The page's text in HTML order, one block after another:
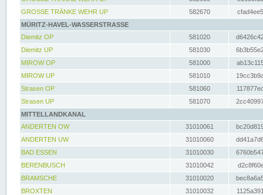
GROSSE TRÄNKE WEHR UP
582670
MÜRITZ-HAVEL-WASSERSTRASSE
Diemitz OP
581020
Diemitz UP
581030
MIROW OP
581000
MIROW UP
581010
Strasen OP
581060
Strasen UP
581070
MITTELLANDKANAL
ANDERTEN OW
31010061
ANDERTEN UW
31010060
BAD ESSEN
31010030
BERENBUSCH
31010042
BRAMSCHE
31010020
BROXTEN
31010032